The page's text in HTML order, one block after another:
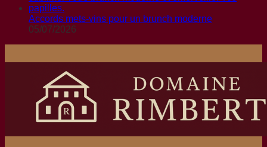
Accords mets-vins pour un brunch moderne
05/07/2026